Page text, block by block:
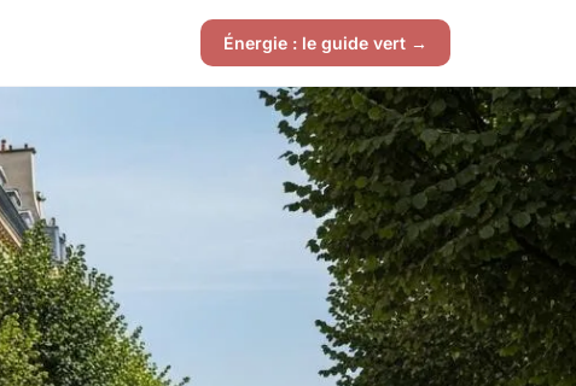
Énergie : le guide vert →